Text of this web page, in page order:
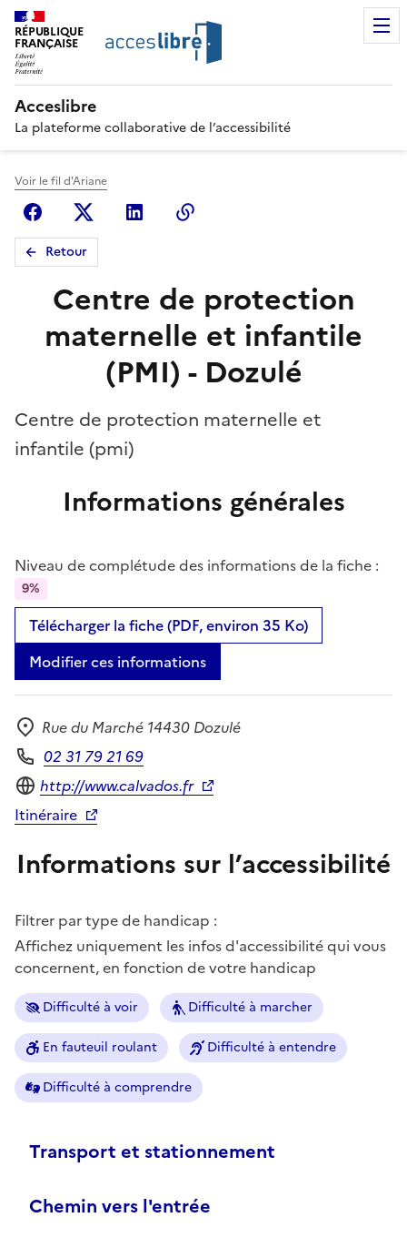
RÉPUBLIQUE
FRANÇAISE
Acceslibre
La plateforme collaborative de l’accessibilité
Voir le fil d'Ariane
FacebookX (anciennement Twitter)
Linkedin
Retour
Centre de protection
maternelle et infantile
(PMI) - Dozulé
Centre de protection maternelle et
infantile (pmi)
Informations générales
Niveau de complétude des informations de la fiche :
9%
Télécharger la fiche (PDF, environ 35 Ko)
Modifier ces informations
Adresse
Rue du Marché 14430 Dozulé
Téléphone
02 31 79 21 69
Site internet
http://www.calvados.fr
Itinéraire
Informations sur l’accessibilité
Filtrer par type de handicap :
Affichez uniquement les infos d'accessibilité qui vous
concernent, en fonction de votre handicap
Difficulté à voir Difficulté à marcher
En fauteuil roulant Difficulté à entendre
Difficulté à comprendre
Transport et stationnement
Chemin vers l'entrée